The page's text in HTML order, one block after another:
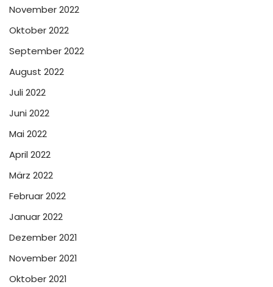
November 2022
Oktober 2022
September 2022
August 2022
Juli 2022
Juni 2022
Mai 2022
April 2022
März 2022
Februar 2022
Januar 2022
Dezember 2021
November 2021
Oktober 2021